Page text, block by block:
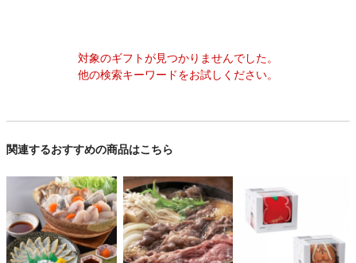
対象のギフトが見つかりませんでした。
他の検索キーワードをお試しください。
関連するおすすめの商品はこちら